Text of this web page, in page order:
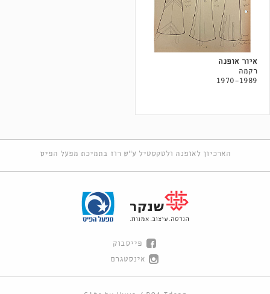
איור אופנה
רקמה
1970-1989
הארכיון לאופנה ולטקסטיל ע"ש רוז בתמיכת מפעל הפיס
פייסבוק
אינסטגרם